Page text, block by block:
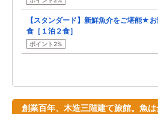
【スタンダード】新鮮魚介をご堪能★
食［１泊２食］
ポイント2%
創業百年、木造三階建て旅館。魚は